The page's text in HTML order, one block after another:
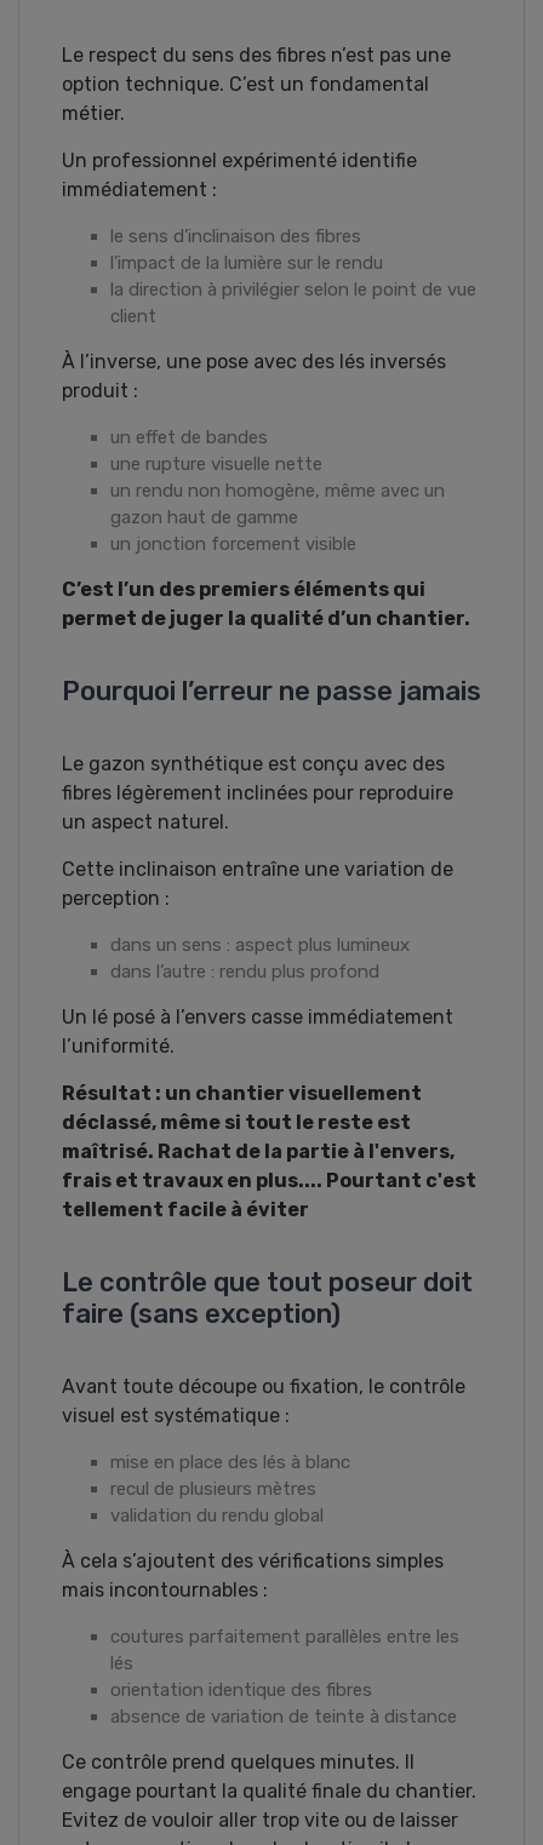
Le respect du sens des fibres n’est pas une
option technique. C’est un fondamental
métier.
Un professionnel expérimenté identifie
immédiatement :
le sens d’inclinaison des fibres
l’impact de la lumière sur le rendu
la direction à privilégier selon le point de vue
client
À l’inverse, une pose avec des lés inversés
produit :
un effet de bandes
une rupture visuelle nette
un rendu non homogène, même avec un
gazon haut de gamme
un jonction forcement visible
C’est l’un des premiers éléments qui
permet de juger la qualité d’un chantier.
Pourquoi l’erreur ne passe jamais
Le gazon synthétique est conçu avec des
fibres légèrement inclinées pour reproduire
un aspect naturel.
Cette inclinaison entraîne une variation de
perception :
dans un sens : aspect plus lumineux
dans l’autre : rendu plus profond
Un lé posé à l’envers casse immédiatement
l’uniformité.
Résultat : un chantier visuellement
déclassé, même si tout le reste est
maîtrisé. Rachat de la partie à l'envers,
frais et travaux en plus.... Pourtant c'est
tellement facile à éviter
Le contrôle que tout poseur doit
faire (sans exception)
Avant toute découpe ou fixation, le contrôle
visuel est systématique :
mise en place des lés à blanc
recul de plusieurs mètres
validation du rendu global
À cela s’ajoutent des vérifications simples
mais incontournables :
coutures parfaitement parallèles entre les
lés
orientation identique des fibres
absence de variation de teinte à distance
Ce contrôle prend quelques minutes. Il
engage pourtant la qualité finale du chantier.
Evitez de vouloir aller trop vite ou de laisser